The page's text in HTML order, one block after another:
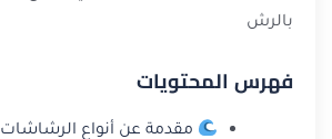
بالرش
فهرس المحتويات
مقدمة عن أنواع الرشاشات